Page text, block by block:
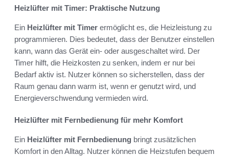
Heizlüfter mit Timer: Praktische Nutzung
Ein Heizlüfter mit Timer ermöglicht es, die Heizleistung zu
programmieren. Dies bedeutet, dass der Benutzer einstellen
kann, wann das Gerät ein- oder ausgeschaltet wird. Der
Timer hilft, die Heizkosten zu senken, indem er nur bei
Bedarf aktiv ist. Nutzer können so sicherstellen, dass der
Raum genau dann warm ist, wenn er genutzt wird, und
Energieverschwendung vermieden wird.
Heizlüfter mit Fernbedienung für mehr Komfort
Ein Heizlüfter mit Fernbedienung bringt zusätzlichen
Komfort in den Alltag. Nutzer können die Heizstufen bequem